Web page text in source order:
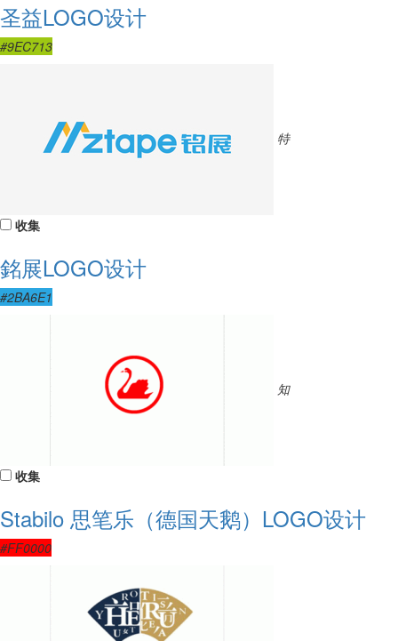
圣益LOGO设计
#9EC713
特
收集
銘展LOGO设计
#2BA6E1
知
收集
Stabilo 思笔乐（德国天鹅）LOGO设计
#FF0000